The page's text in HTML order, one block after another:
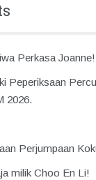
Perkasa Joanne!
Peperiksaan
2026.
Perjumpaan
milik Choo En Li!